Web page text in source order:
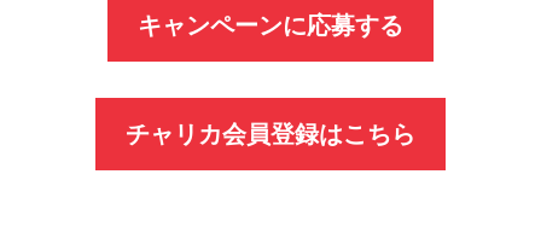
キャンペーンに応募する
チャリカ会員登録はこちら